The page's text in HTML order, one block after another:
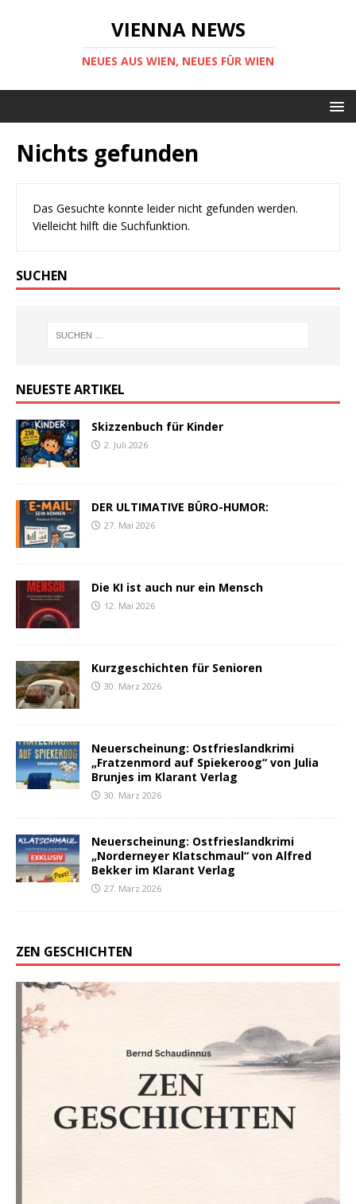
VIENNA NEWS
NEUES AUS WIEN, NEUES FÜR WIEN
Nichts gefunden
Das Gesuchte konnte leider nicht gefunden werden.
Vielleicht hilft die Suchfunktion.
SUCHEN
NEUESTE ARTIKEL
Skizzenbuch für Kinder
2. Juli 2026
DER ULTIMATIVE BÜRO-HUMOR:
27. Mai 2026
Die KI ist auch nur ein Mensch
12. Mai 2026
Kurzgeschichten für Senioren
30. März 2026
Neuerscheinung: Ostfrieslandkrimi
„Fratzenmord auf Spiekeroog“ von Julia
Brunjes im Klarant Verlag
30. März 2026
Neuerscheinung: Ostfrieslandkrimi
„Norderneyer Klatschmaul“ von Alfred
Bekker im Klarant Verlag
27. März 2026
ZEN GESCHICHTEN